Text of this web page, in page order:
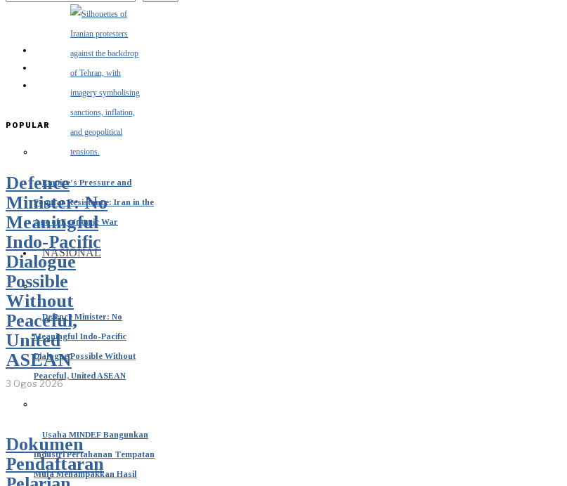
Empire’s Pressure and
Popular Resistance: Iran in the
Age of Economic War
NASIONAL
Defence Minister: No
Meaningful Indo-Pacific
Dialogue Possible Without
Peaceful, United ASEAN
Usaha MINDEF Bangunkan
Industri Pertahanan Tempatan
Mula Menampakkan Hasil
POPULAR
Defence
Minister: No
Meaningful
Indo-Pacific
Dialogue
Possible
Without
Peaceful,
United
ASEAN
3 Ogos 2026
Dokumen
Pendaftaran